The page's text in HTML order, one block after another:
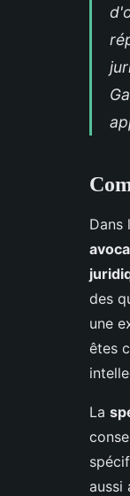
Dans
des
une
êtes
La
aussi